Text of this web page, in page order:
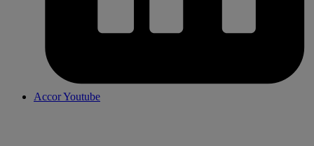
Accor Youtube